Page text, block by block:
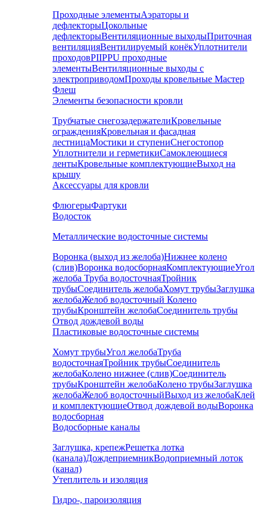
Проходные элементыАэраторы и
дефлекторыЦокольные
дефлекторыВентиляционные выходыПриточная
вентиляцияВентилируемый конёкУплотнители
проходовPIIPPU проходные
элементыВентиляционные выходы с
электроприводомПроходы кровельные Мастер
Флеш
Элементы безопасности кровли
Трубчатые снегозадержателиКровельные
огражденияКровельная и фасадная
лестницаМостики и ступениСнегостопор
Уплотнители и герметикиСамоклеющиеся
лентыКровельные комплектующиеВыход на
крышу
Аксессуары для кровли
ФлюгерыФартуки
Водосток
Металлические водосточные системы
Воронка (выход из желоба)Нижнее колено
(слив)Воронка водосборнаяКомплектующиеУгол
желоба Труба водосточнаяТройник
трубыСоединитель желобаХомут трубыЗаглушка
желобаЖелоб водосточный Колено
трубыКронштейн желобаСоединитель трубы
Отвод дождевой воды
Пластиковые водосточные системы
Хомут трубыУгол желобаТруба
водосточнаяТройник трубыСоединитель
желобаКолено нижнее (слив)Соединитель
трубыКронштейн желобаКолено трубыЗаглушка
желобаЖелоб водосточныйВыход из желобаКлей
и комплектующиеОтвод дождевой водыВоронка
водосборная
Водосборные каналы
Заглушка, крепежРешетка лотка
(канала)ДождеприемникВодоприемный лоток
(канал)
Утеплитель и изоляция
Гидро-, пароизоляция